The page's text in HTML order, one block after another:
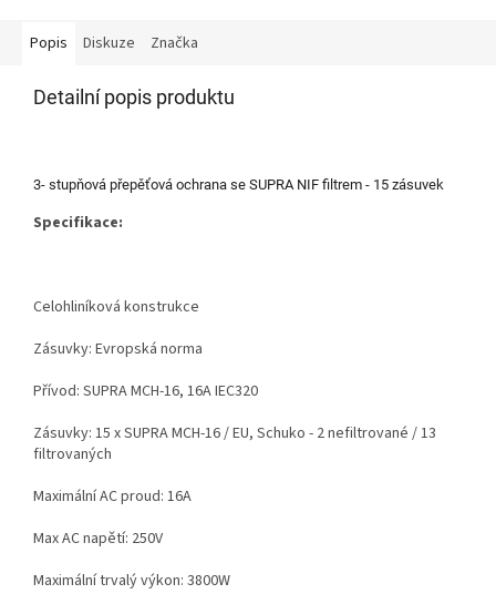
Popis Diskuze Značka
Detailní popis produktu
3- stupňová přepěťová ochrana se SUPRA NIF filtrem - 15 zásuvek
Specifikace:
Celohliníková konstrukce
Zásuvky: Evropská norma
Přívod: SUPRAMCH-16, 16AIEC320
Zásuvky: 15 xSUPRAMCH-16/ EU, Schuko - 2 nefiltrované / 13
filtrovaných
MaximálníACproud: 16A
MaxACnapětí: 250V
Maximálnítrvalý výkon: 3800W